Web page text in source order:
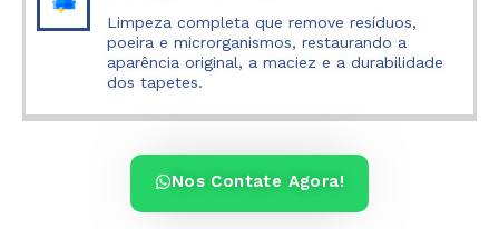
Limpeza completa que remove resíduos,
poeira e microrganismos, restaurando a
aparência original, a maciez e a durabilidade
dos tapetes.
Nos Contate Agora!